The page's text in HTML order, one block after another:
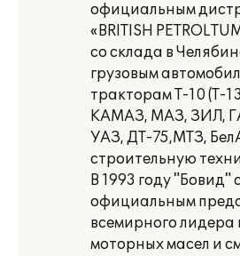
официальным
«BRITISH
со склада в
грузовым
тракторам Т-10 (Т-
КАМАЗ, МАЗ, ЗИЛ,
УАЗ, ДТ-75,МТЗ,
строительную
В 1993 году "Бовид"
официальным
всемирного лидера
моторных масел и